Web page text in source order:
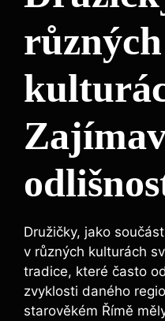
různých
Družičky, jako
v různých kulturách
tradice, které ⁤často
zvyklosti daného⁢
starověkém‍ Římě